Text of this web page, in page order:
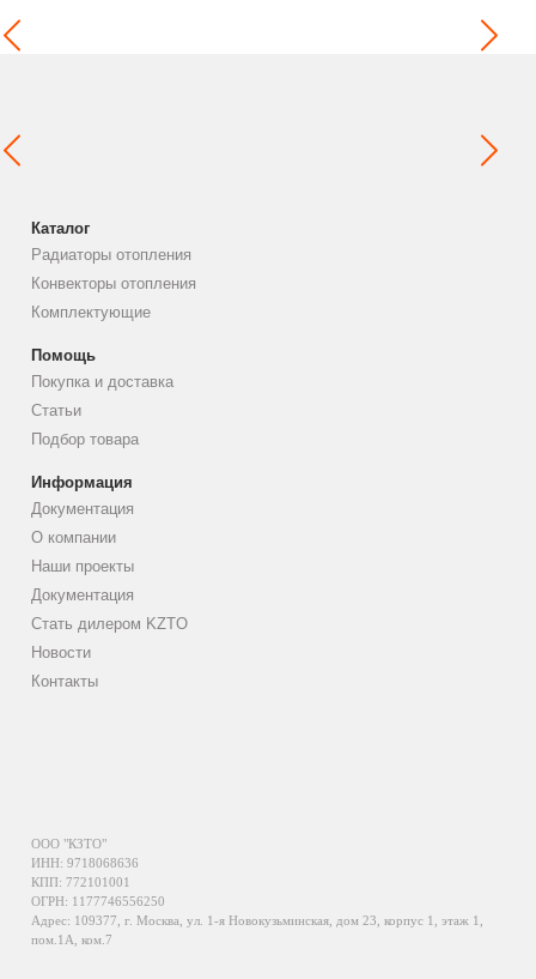
Каталог
Радиаторы отопления
Конвекторы отопления
Комплектующие
Помощь
Покупка и доставка
Статьи
Подбор товара
Информация
Документация
О компании
Наши проекты
Документация
Стать дилером KZTO
Новости
Контакты
ООО "КЗТО"
ИНН: 9718068636
КПП: 772101001
ОГРН: 1177746556250
Адрес: 109377, г. Москва, ул. 1-я Новокузьминская, дом 23, корпус 1, этаж 1,
пом.1А, ком.7